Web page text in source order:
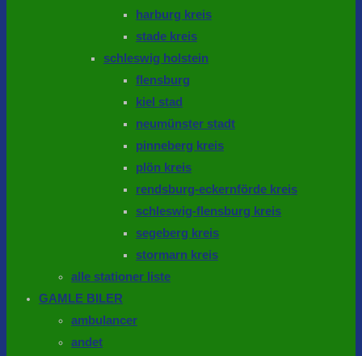
harburg kreis
stade kreis
schleswig holstein
flensburg
kiel stad
neumünster stadt
pinneberg kreis
plön kreis
rendsburg-eckernförde kreis
schleswig-flensburg kreis
segeberg kreis
stormarn kreis
alle stationer liste
GAMLE BILER
ambulancer
andet